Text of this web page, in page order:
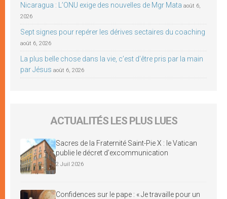
Nicaragua : L’ONU exige des nouvelles de Mgr Mata août 6,
2026
Sept signes pour repérer les dérives sectaires du coaching
août 6, 2026
La plus belle chose dans la vie, c’est d’être pris par la main
par Jésus août 6, 2026
ACTUALITÉS LES PLUS LUES
Sacres de la Fraternité Saint-Pie X : le Vatican
publie le décret d’excommunication
2 Juil 2026
Confidences sur le pape : « Je travaille pour un